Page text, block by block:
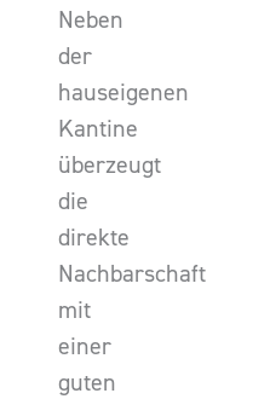
Neben
der
hauseigenen
Kantine
überzeugt
die
direkte
Nachbarschaft
mit
einer
guten